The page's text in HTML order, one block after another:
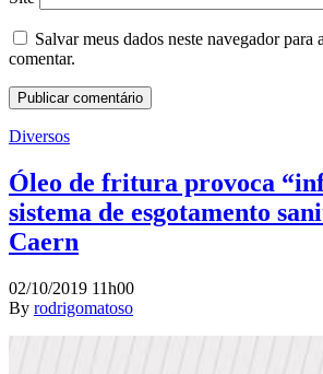
Salvar meus dados neste navegador para
comentar.
Diversos
Óleo de fritura provoca
sistema de esgotamento
Caern
02/10/2019 11h00
By rodrigomatoso